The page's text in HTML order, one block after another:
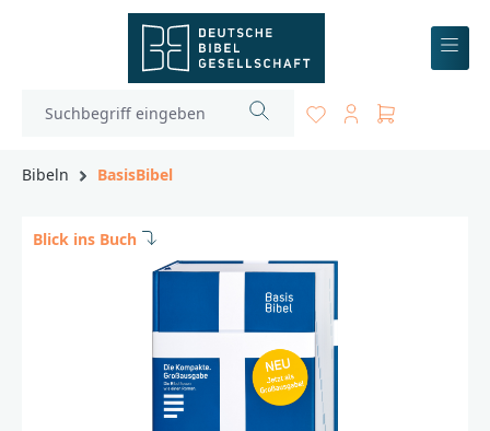
Bibeln BasisBibel
Blick ins Buch